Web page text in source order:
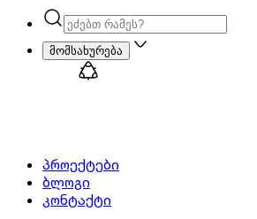
მომსახურება
პროექტები
ბლოგი
კონტაქტი